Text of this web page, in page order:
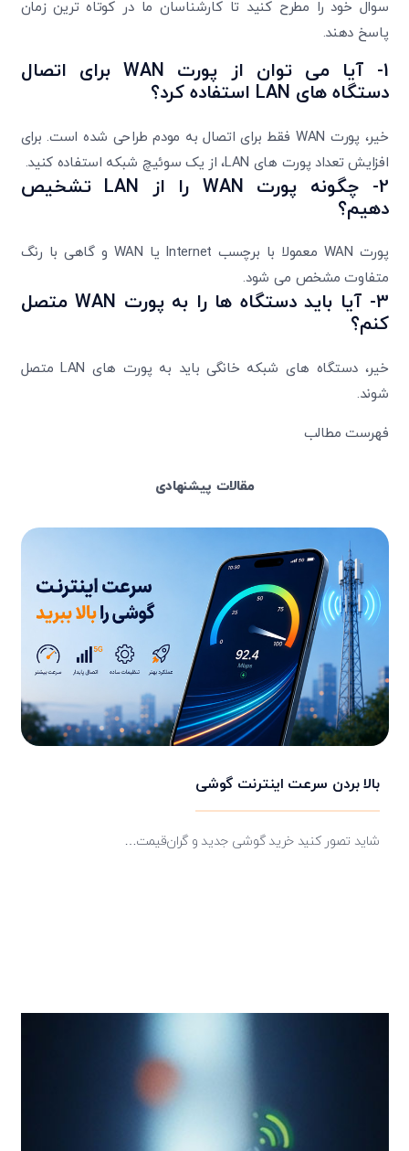
سوال خود را مطرح کنید تا کارشناسان ما در کوتاه ترین زمان
پاسخ دهند.
1- آیا می توان از پورت WAN برای اتصال
دستگاه های LAN استفاده کرد؟
خیر، پورت WAN فقط برای اتصال به مودم طراحی شده است. برای
افزایش تعداد پورت های LAN، از یک سوئیچ شبکه استفاده کنید.
2- چگونه پورت WAN را از LAN تشخیص
دهیم؟
پورت WAN معمولا با برچسب Internet یا WAN و گاهی با رنگ
متفاوت مشخص می شود.
3- آیا باید دستگاه ها را به پورت WAN متصل
کنم؟
خیر، دستگاه های شبکه خانگی باید به پورت های LAN متصل
شوند.
فهرست مطالب
مقالات پیشنهادی
بالا بردن سرعت اینترنت گوشی
شاید تصور کنید خرید گوشی جدید و گران‌قیمت…